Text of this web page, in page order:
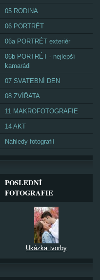
05 RODINA
06 PORTRÉT
06a PORTRÉT exteriér
06b PORTRÉT - nejlepší
kamarádi
07 SVATEBNÍ DEN
08 ZVÍŘATA
11 MAKROFOTOGRAFIE
14 AKT
Náhledy fotografií
POSLEDNÍ
FOTOGRAFIE
Ukázka tvorby